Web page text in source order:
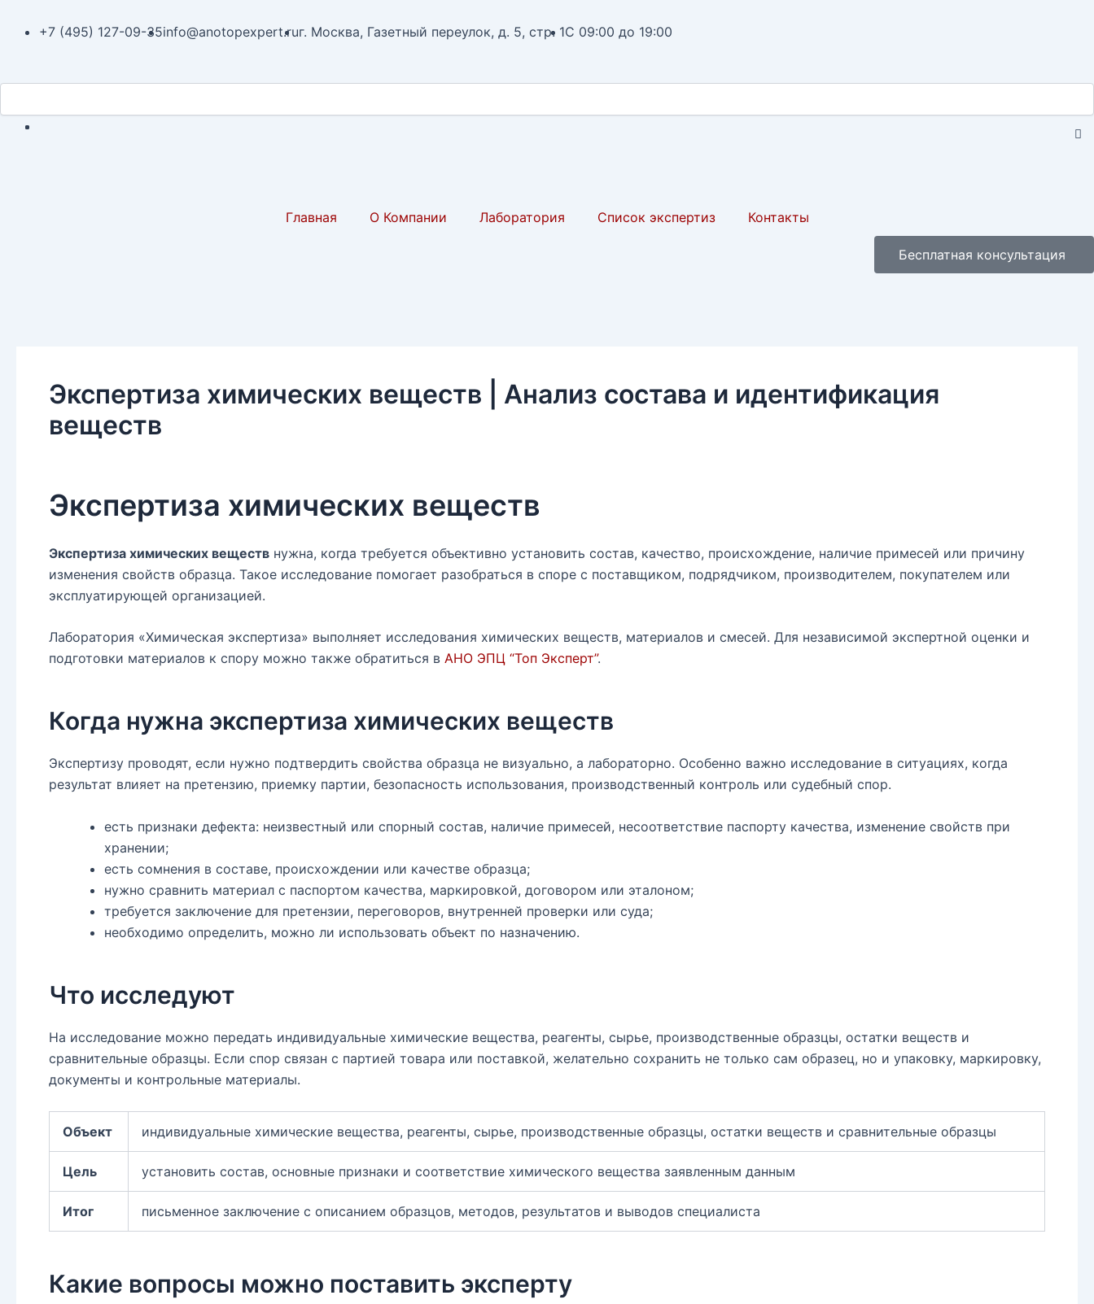
+7 (495) 127-09-35info@anotopexpert.ruг. Москва, Газетный переулок, д. 5, стр. 1С 09:00 до 19:00
Главная О Компании Лаборатория Список экспертиз Контакты
Бесплатная консультация
Экспертиза химических веществ | Анализ состава и идентификация
веществ
Экспертиза химических веществ
Экспертиза химических веществ нужна, когда требуется объективно установить состав, качество, происхождение, наличие примесей или причину
изменения свойств образца. Такое исследование помогает разобраться в споре с поставщиком, подрядчиком, производителем, покупателем или
эксплуатирующей организацией.
Лаборатория «Химическая экспертиза» выполняет исследования химических веществ, материалов и смесей. Для независимой экспертной оценки и
подготовки материалов к спору можно также обратиться в АНО ЭПЦ “Топ Эксперт”.
Когда нужна экспертиза химических веществ
Экспертизу проводят, если нужно подтвердить свойства образца не визуально, а лабораторно. Особенно важно исследование в ситуациях, когда
результат влияет на претензию, приемку партии, безопасность использования, производственный контроль или судебный спор.
есть признаки дефекта: неизвестный или спорный состав, наличие примесей, несоответствие паспорту качества, изменение свойств при
хранении;
есть сомнения в составе, происхождении или качестве образца;
нужно сравнить материал с паспортом качества, маркировкой, договором или эталоном;
требуется заключение для претензии, переговоров, внутренней проверки или суда;
необходимо определить, можно ли использовать объект по назначению.
Что исследуют
На исследование можно передать индивидуальные химические вещества, реагенты, сырье, производственные образцы, остатки веществ и
сравнительные образцы. Если спор связан с партией товара или поставкой, желательно сохранить не только сам образец, но и упаковку, маркировку,
документы и контрольные материалы.
Объект индивидуальные химические вещества, реагенты, сырье, производственные образцы, остатки веществ и сравнительные образцы
Цель установить состав, основные признаки и соответствие химического вещества заявленным данным
Итог письменное заключение с описанием образцов, методов, результатов и выводов специалиста
Какие вопросы можно поставить эксперту
по